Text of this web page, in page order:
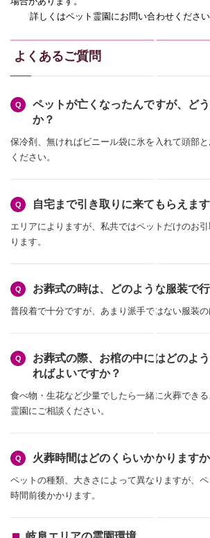
詳しくはペット霊園にお問い合わせください
よくあるご質問
ペットが亡くなったんですが、ど
か？
保冷剤、無ければビニール袋に氷を入れて頭部
ください。
自宅まで引き取りに来てもらえま
エリアによりますが、私共ではペットだけのお
ります。
お葬式の時は、どのような服装で
普段着で十分ですが、あまり派手ではない服装の
お葬式の際、お棺の中にはどのよ
ればよいですか？
食べ物・生花など少量でしたら一緒に火葬でき
霊園にご相談ください。
火葬時間はどのくらいかかります
ペットの種類、大きさによって異なりますが、
時間前後かかります。